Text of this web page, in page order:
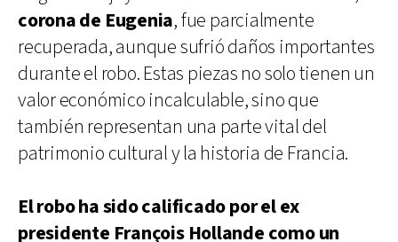
corona de Eugenia, fue parcialmente
recuperada, aunque sufrió daños importantes
durante el robo. Estas piezas no solo tienen un
valor económico incalculable, sino que
también representan una parte vital del
patrimonio cultural y la historia de Francia.
El robo ha sido calificado por el ex
presidente François Hollande como un